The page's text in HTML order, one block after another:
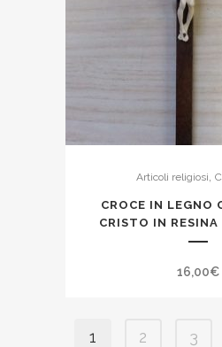
Articoli religiosi
CROCE IN LEGNO
CRISTO IN RESINA
16,00€
1 2 3